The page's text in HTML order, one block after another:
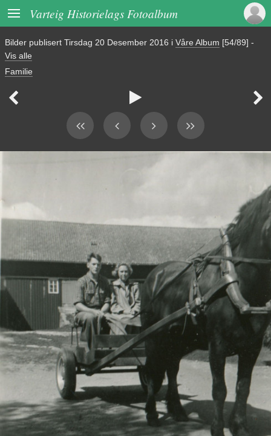
 Varteig Historielags Fotoalbum
Bilder publisert Tirsdag 20 Desember 2016 i Våre Album [54/89] -
Vis alle
Familie
  